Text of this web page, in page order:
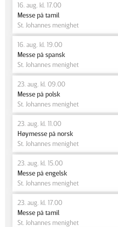
16. aug. kl. 17.00
Messe på tamil
St. Johannes menighet
16. aug. kl. 19.00
Messe på spansk
St. Johannes menighet
23. aug. kl. 09.00
Messe på polsk
St. Johannes menighet
23. aug. kl. 11.00
Høymesse på norsk
St. Johannes menighet
23. aug. kl. 15.00
Messe på engelsk
St. Johannes menighet
23. aug. kl. 17.00
Messe på tamil
St. Johannes menighet